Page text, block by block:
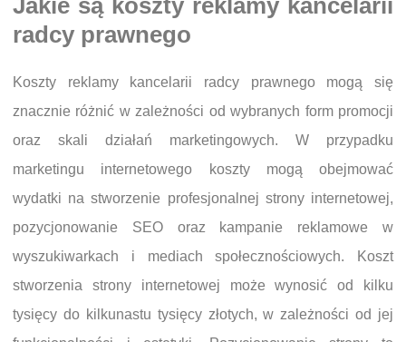
Jakie są koszty reklamy kancelarii
radcy prawnego
Koszty reklamy kancelarii radcy prawnego mogą się
znacznie różnić w zależności od wybranych form promocji
oraz skali działań marketingowych. W przypadku
marketingu internetowego koszty mogą obejmować
wydatki na stworzenie profesjonalnej strony internetowej,
pozycjonowanie SEO oraz kampanie reklamowe w
wyszukiwarkach i mediach społecznościowych. Koszt
stworzenia strony internetowej może wynosić od kilku
tysięcy do kilkunastu tysięcy złotych, w zależności od jej